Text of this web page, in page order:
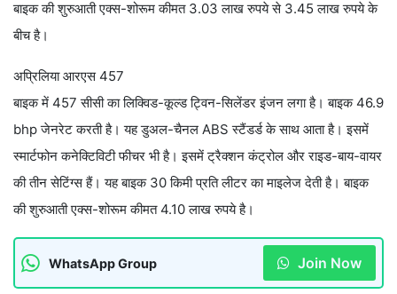
बाइक की शुरुआती एक्स-शोरूम कीमत 3.03 लाख रुपये से 3.45 लाख रुपये के
बीच है।
अप्रिलिया आरएस 457
बाइक में 457 सीसी का लिक्विड-कूल्ड ट्विन-सिलेंडर इंजन लगा है। बाइक 46.9
bhp जेनरेट करती है। यह डुअल-चैनल ABS स्टैंडर्ड के साथ आता है। इसमें
स्मार्टफोन कनेक्टिविटी फीचर भी है। इसमें ट्रैक्शन कंट्रोल और राइड-बाय-वायर
की तीन सेटिंग्स हैं। यह बाइक 30 किमी प्रति लीटर का माइलेज देती है। बाइक
की शुरुआती एक्स-शोरूम कीमत 4.10 लाख रुपये है।
WhatsApp Group Join Now